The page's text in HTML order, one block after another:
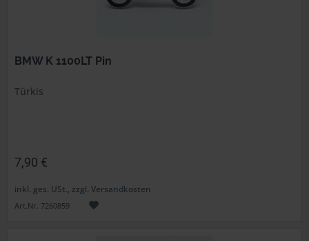
BMW K 1100LT Pin
Türkis
7,90 €
inkl. ges. USt., zzgl. Versandkosten
Art.Nr. 7260859